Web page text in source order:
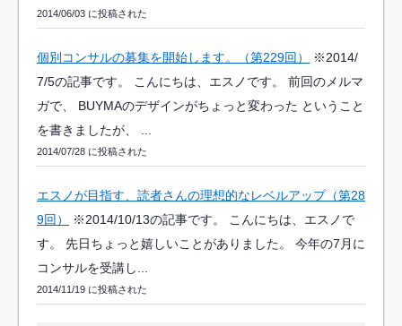
2014/06/03 に投稿された
個別コンサルの募集を開始します。（第229回）
※2014/
7/5の記事です。 こんにちは、エスノです。 前回のメルマ
ガで、 BUYMAのデザインがちょっと変わった ということ
を書きましたが、 ...
2014/07/28 に投稿された
エスノが目指す、読者さんの理想的なレベルアップ（第28
9回）
※2014/10/13の記事です。 こんにちは、エスノで
す。 先日ちょっと嬉しいことがありました。 今年の7月に
コンサルを受講し...
2014/11/19 に投稿された